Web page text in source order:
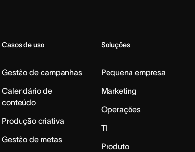
Casos de uso
Gestão de campanhas
Calendário de
conteúdo
Produção criativa
Gestão de metas
Soluções
Pequena empresa
Marketing
Operações
TI
Produto